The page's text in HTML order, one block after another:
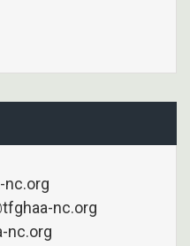
nc.org
nc.org
nc.org